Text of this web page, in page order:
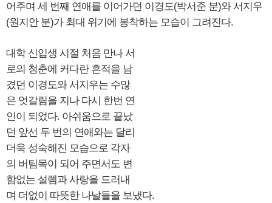
어주며 세 번째 연애를 이어가던 이경도(박서준 분)와 서지우
(원지안 분)가 최대 위기에 봉착하는 모습이 그려진다.
대학 신입생 시절 처음 만나 서
로의 청춘에 커다란 흔적을 남
겼던 이경도와 서지우는 수많
은 엇갈림을 지나 다시 한번 연
인이 되었다. 아쉬움으로 끝났
던 앞선 두 번의 연애와는 달리
더욱 성숙해진 모습으로 각자
의 버팀목이 되어 주면서도 변
함없는 설렘과 사랑을 드러내
며 더없이 따뜻한 나날들을 보냈다.